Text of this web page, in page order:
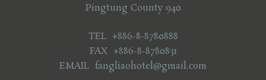
Pingtung County 940
TEL +886-8-8780888
FAX +886-8-8780831
EMAIL fangliaohotel@gmail.com